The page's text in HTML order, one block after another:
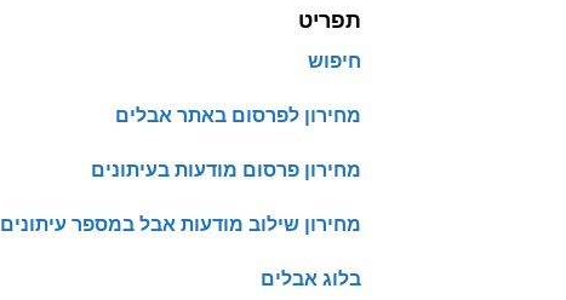
תפריט
חיפוש
מחירון לפרסום באתר אבלים
מחירון פרסום מודעות בעיתונים
מחירון שילוב מודעות אבל במספר עיתונים
בלוג אבלים